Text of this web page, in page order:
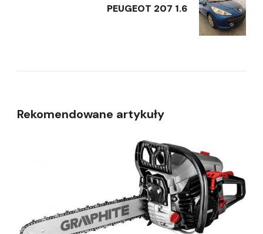
PEUGEOT 207 1.6
Rekomendowane artykuły